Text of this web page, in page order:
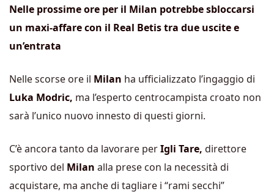
Nelle prossime ore per il Milan potrebbe sbloccarsi
un maxi-affare con il Real Betis tra due uscite e
un’entrata
Nelle scorse ore il Milan ha ufficializzato l’ingaggio di
Luka Modric, ma l’esperto centrocampista croato non
sarà l’unico nuovo innesto di questi giorni.
C’è ancora tanto da lavorare perIgli Tare, direttore
sportivo del Milan alla prese con la necessità di
acquistare, ma anche di tagliare i “rami secchi”